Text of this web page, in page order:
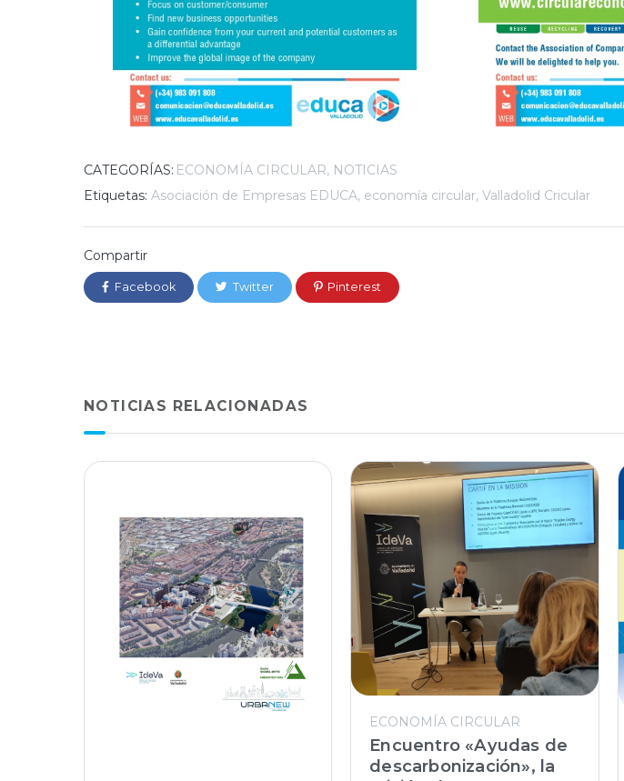
CATEGORÍAS: ECONOMÍA CIRCULAR NOTICIAS
Etiquetas: Asociación de Empresas EDUCA, economía circular, Valladolid Cricular
Compartir
Facebook Twitter Pinterest
NOTICIAS RELACIONADAS
ECONOMÍA CIRCULAR
Encuentro «Ayudas de
descarbonización», la